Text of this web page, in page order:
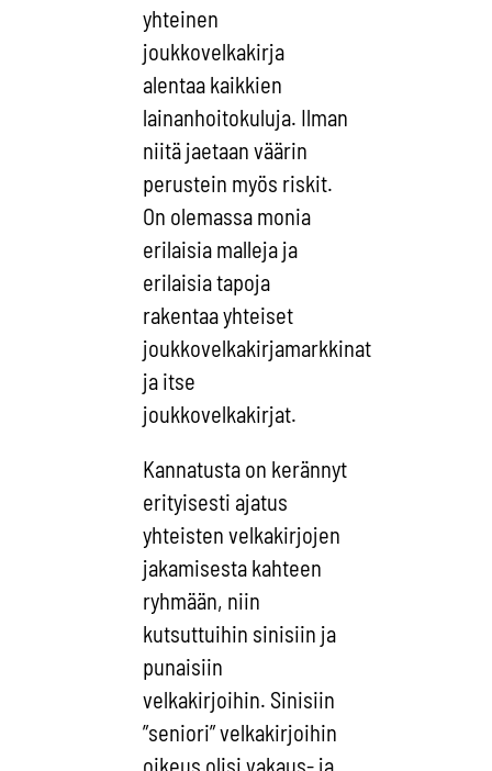
yhteinen
joukkovelkakirja
alentaa kaikkien
lainanhoitokuluja. Ilman
niitä jaetaan väärin
perustein myös riskit.
On olemassa monia
erilaisia malleja ja
erilaisia tapoja
rakentaa yhteiset
joukkovelkakirjamarkkinat
ja itse
joukkovelkakirjat.
Kannatusta on kerännyt
erityisesti ajatus
yhteisten velkakirjojen
jakamisesta kahteen
ryhmään, niin
kutsuttuihin sinisiin ja
punaisiin
velkakirjoihin. Sinisiin
”seniori” velkakirjoihin
oikeus olisi vakaus- ja